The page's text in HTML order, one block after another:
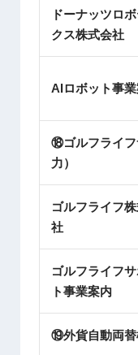
ドーナッツロ
クス株式会社
AIロボット事
⑱ゴルフライフ
力）
ゴルフライフ
社
ゴルフライフ
ト事業案内
⑲外貨自動両替